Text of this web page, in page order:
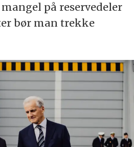
på reservedeler
bør man trekke